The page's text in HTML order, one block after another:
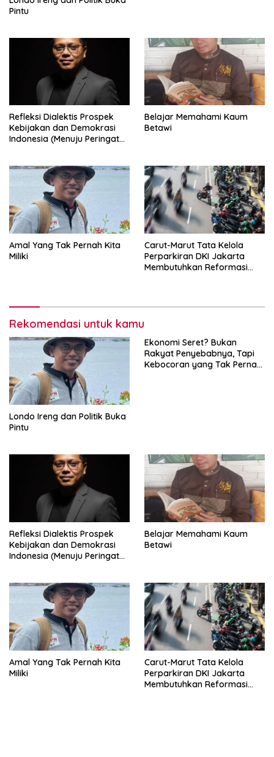
Pintu
Refleksi Dialektis Prospek
Kebijakan dan Demokrasi
Indonesia (Menuju Peringatan
Belajar Memahami Kaum
Betawi
Amal Yang Tak Pernah Kita
Miliki
Carut-Marut Tata Kelola
Perparkiran DKI Jakarta
Membutuhkan Reformasi
Rekomendasi untuk kamu
Londo Ireng dan Politik Buka
Pintu
Ekonomi Seret? Bukan
Rakyat Penyebabnya, Tapi
Kebocoran yang Tak Pernah
Refleksi Dialektis Prospek
Kebijakan dan Demokrasi
Indonesia (Menuju Peringatan
Belajar Memahami Kaum
Betawi
Amal Yang Tak Pernah Kita
Miliki
Carut-Marut Tata Kelola
Perparkiran DKI Jakarta
Membutuhkan Reformasi